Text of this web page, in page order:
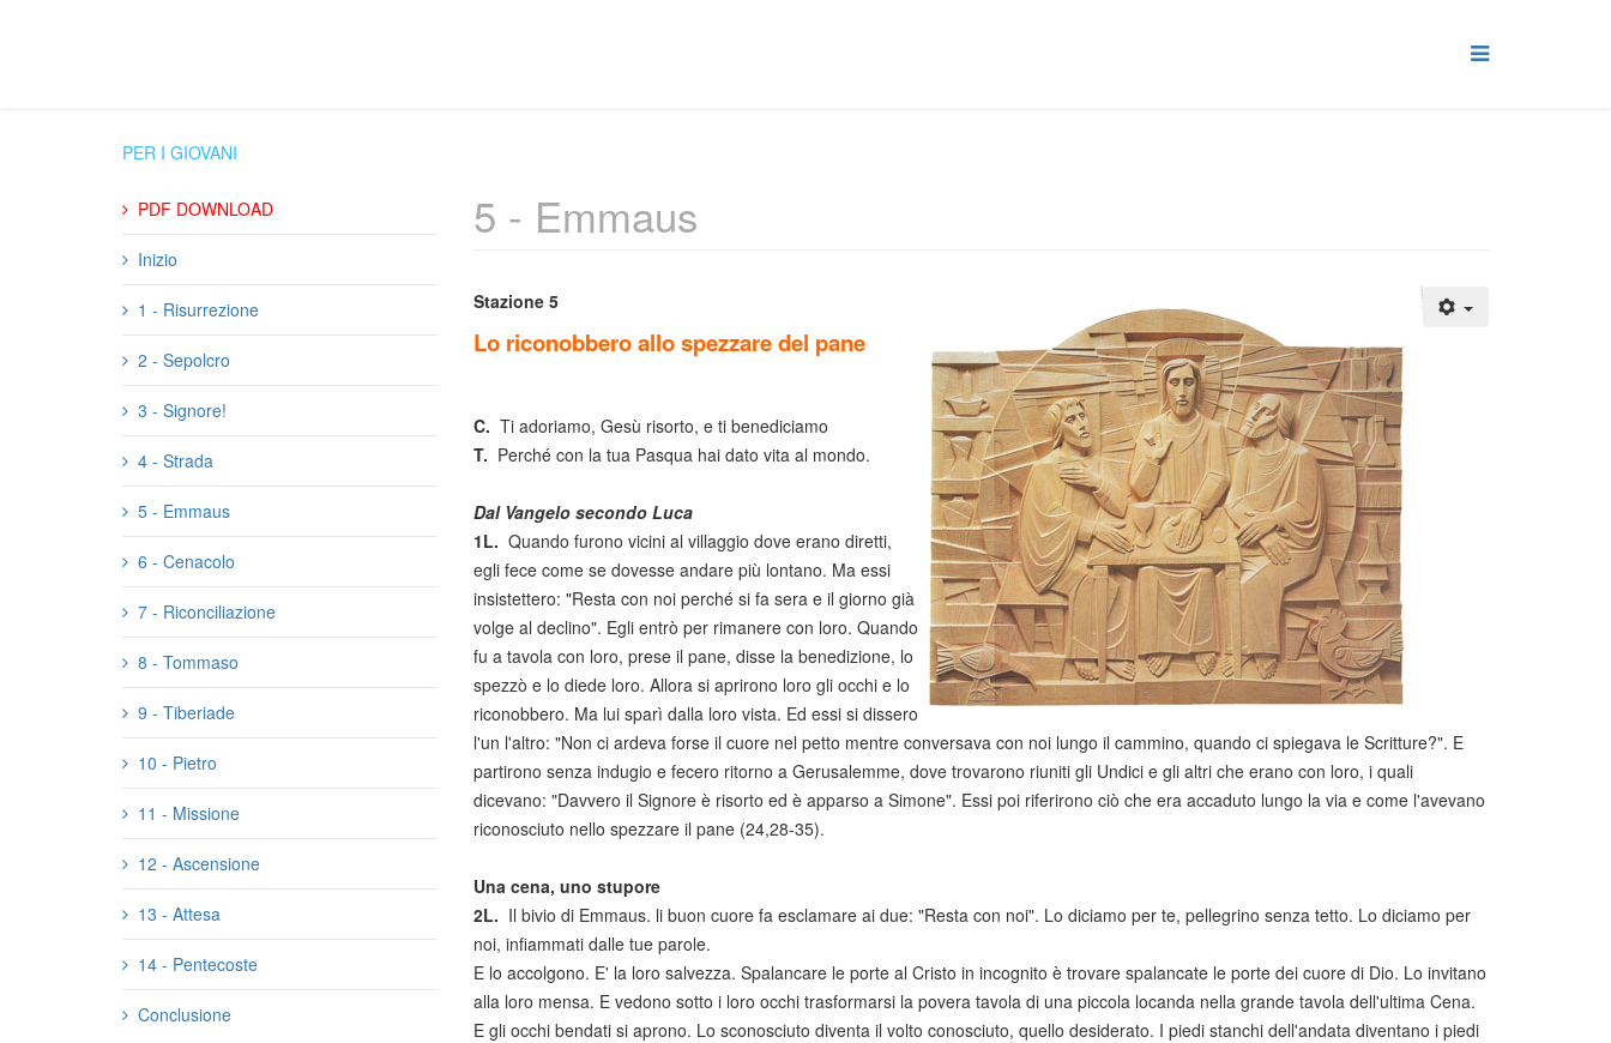
PER I GIOVANI
PDF DOWNLOAD
Inizio
1 - Risurrezione
2 - Sepolcro
3 - Signore!
4 - Strada
5 - Emmaus
6 - Cenacolo
7 - Riconciliazione
8 - Tommaso
9 - Tiberiade
10 - Pietro
11 - Missione
12 - Ascensione
13 - Attesa
14 - Pentecoste
Conclusione
5 - Emmaus
Stazione 5
Lo riconobbero allo spezzare del pane
C. Ti adoriamo, Gesù risorto, e ti benediciamo
T. Perché con la tua Pasqua hai dato vita al mondo.
Dal Vangelo secondo Luca
1L. Quando furono vicini al villaggio dove erano diretti,
egli fece come se dovesse andare più lontano. Ma essi
insistettero: "Resta con noi perché si fa sera e il giorno già
volge al declino". Egli entrò per rimanere con loro. Quando
fu a tavola con loro, prese il pane, disse la benedizione, lo
spezzò e lo diede loro. Allora si aprirono loro gli occhi e lo
riconobbero. Ma lui sparì dalla loro vista. Ed essi si dissero
l'un l'altro: "Non ci ardeva forse il cuore nel petto mentre conversava con noi lungo il cammino, quando ci spiegava le Scritture?". E
partirono senza indugio e fecero ritorno a Gerusalemme, dove trovarono riuniti gli Undici e gli altri che erano con loro, i quali
dicevano: "Davvero il Signore è risorto ed è apparso a Simone". Essi poi riferirono ciò che era accaduto lungo la via e come l'avevano
riconosciuto nello spezzare il pane (24,28-35).
Una cena, uno stupore
2L. Il bivio di Emmaus. li buon cuore fa esclamare ai due: "Resta con noi". Lo diciamo per te, pellegrino senza tetto. Lo diciamo per
noi, infiammati dalle tue parole.
E lo accolgono. E' la loro salvezza. Spalancare le porte al Cristo in incognito è trovare spalancate le porte dei cuore di Dio. Lo invitano
alla loro mensa. E vedono sotto i loro occhi trasformarsi la povera tavola di una piccola locanda nella grande tavola dell'ultima Cena.
E gli occhi bendati si aprono. Lo sconosciuto diventa il volto conosciuto, quello desiderato. I piedi stanchi dell'andata diventano i piedi